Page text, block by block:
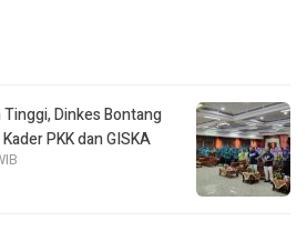
Tinggi, Dinkes Bontang
PKK dan GISKA